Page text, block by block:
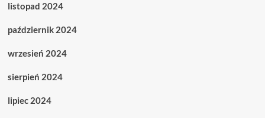
listopad 2024
październik 2024
wrzesień 2024
sierpień 2024
lipiec 2024